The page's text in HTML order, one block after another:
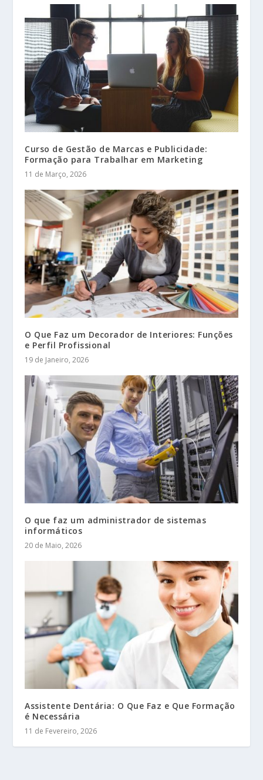
Curso de Gestão de Marcas e Publicidade:
Formação para Trabalhar em Marketing
11 de Março, 2026
O Que Faz um Decorador de Interiores: Funções
e Perfil Profissional
19 de Janeiro, 2026
O que faz um administrador de sistemas
informáticos
20 de Maio, 2026
Assistente Dentária: O Que Faz e Que Formação
é Necessária
11 de Fevereiro, 2026